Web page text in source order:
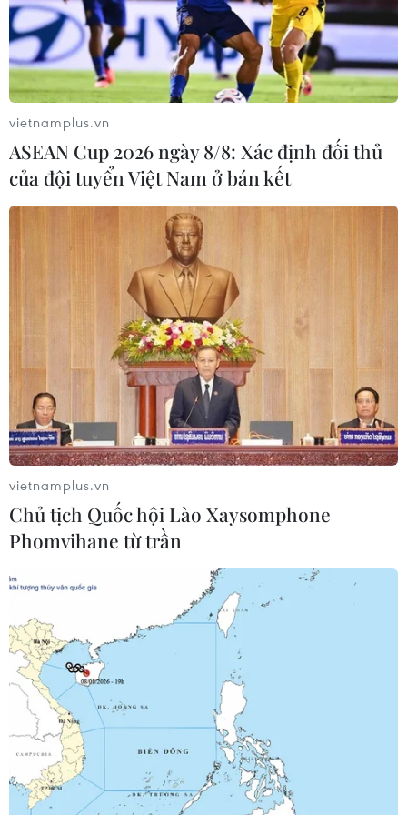
Lào Cai: Trên 530 triệu USD kim ngạch
xuất nhập khẩu qua cửa khẩu quý 1
Tính riêng tháng 3/2024, tổng giá trị xuất, nhập khẩu,
mua bán, trao đổi hàng hoá qua các cửa khẩu ở Lào
Cai đạt trên 197 triệu USD, tăng 49,44% so với tháng
2/2024; tăng 40,78% so cùng kỳ năm trước.
Xuất khẩu trên 225 tấn sầu riêng sang
Trung Quốc qua Cửa khẩu Lào Cai
03/01/2024 09:34
Trong 3 ngày đầu năm, tổng kim ngạch xuất nhập khẩu
vietnamplus.vn
ASEAN Cup 2026 ngày 8/8: Xác định đối thủ
của đội tuyển Việt Nam ở bán kết
vietnamplus.vn
Chủ tịch Quốc hội Lào Xaysomphone
Phomvihane từ trần